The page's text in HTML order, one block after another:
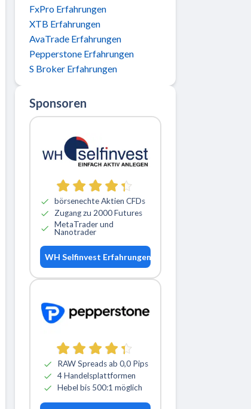
FxPro Erfahrungen
XTB Erfahrungen
AvaTrade Erfahrungen
Pepperstone Erfahrungen
S Broker Erfahrungen
Sponsoren
börsenechte Aktien CFDs
Zugang zu 2000 Futures
MetaTrader und
Nanotrader
WH Selfinvest Erfahrungen
RAW Spreads ab 0,0 Pips
4 Handelsplattformen
Hebel bis 500:1 möglich